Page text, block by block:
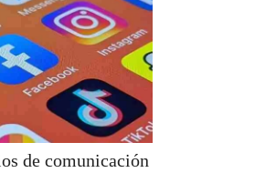
de comunicación